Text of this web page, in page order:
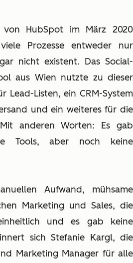
HubSpot im März 2020
Prozesse entweder nur
nicht existent. Das Social-
aus Wien nutzte zu dieser
Lead-Listen, ein CRM-System
und ein weiteres für die
anderen Worten: Es gab
Tools, aber noch keine
Aufwand, mühsame
Marketing und Sales, die
und es gab keine
sich Stefanie Kargl, die
Marketing Manager für alle